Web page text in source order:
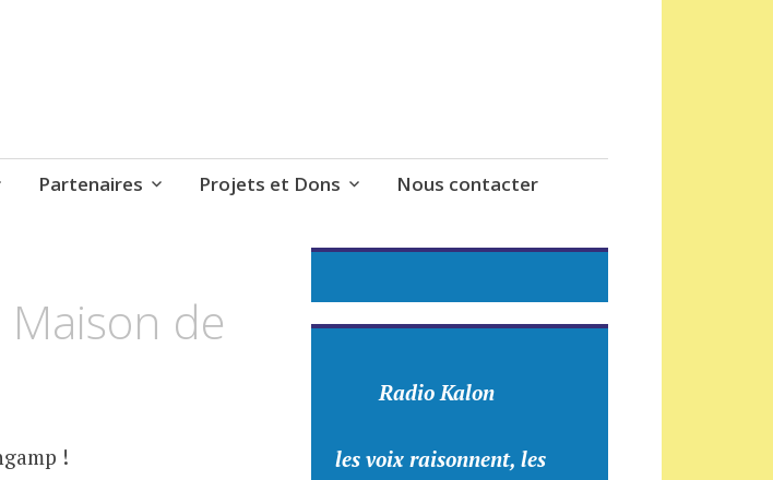
Partenaires Projets et Dons Nous contacter
de
!
Radio Kalon
les voix raisonnent, les